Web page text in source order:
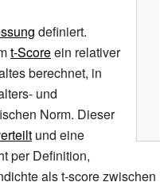
definiert.
t-Scoreein relativer
berechnet, in
und
Norm. Dieser
und eine
per Definition,
als t-score zwischen